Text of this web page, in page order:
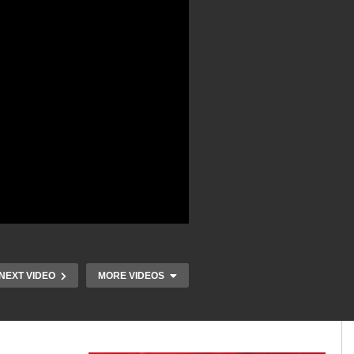
NEXT VIDEO MORE VIDEOS